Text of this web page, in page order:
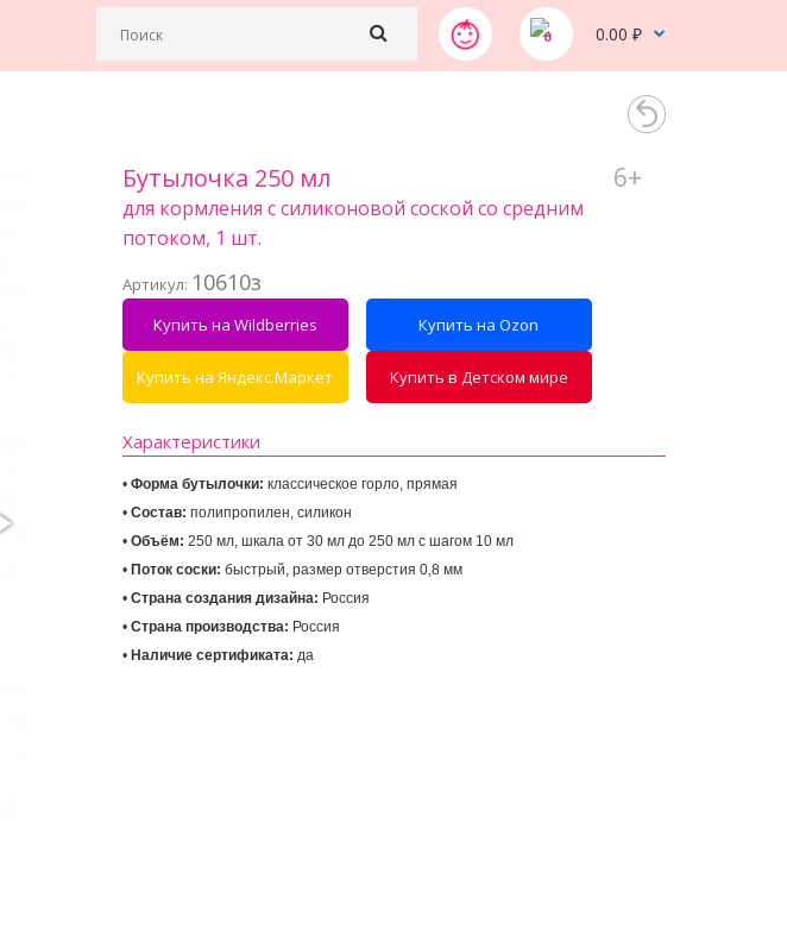
0
0.00 ₽
Бутылочка 250 мл
для кормления с силиконовой соской со средним
потоком, 1 шт.
Артикул: 10610з
6+
Купить на Wildberries Купить на Ozon
Купить на Яндекс.Маркет Купить в Детском мире
Характеристики
• Форма бутылочки:
• Состав:
• Объём:
250 мл, шкала от 30 мл до 250 мл с шагом 10 мл
• Поток соски:
быстрый, размер отверстия 0,8 мм
• Страна создания дизайна:
• Страна производства:
• Наличие сертификата: да